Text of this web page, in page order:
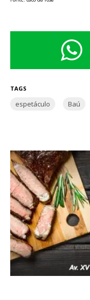
TAGS
espetáculo Baú